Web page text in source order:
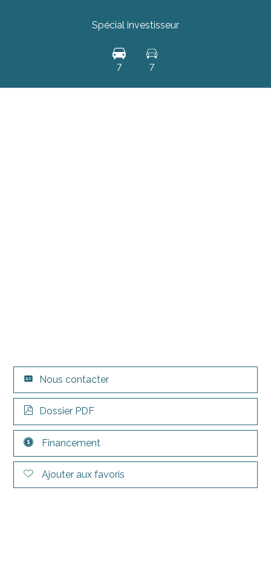
Spécial investisseur
7 7
Nous contacter
Dossier PDF
Financement
Ajouter aux favoris